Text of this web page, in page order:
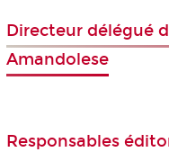
Directeur délégué
Amandolese
Responsables